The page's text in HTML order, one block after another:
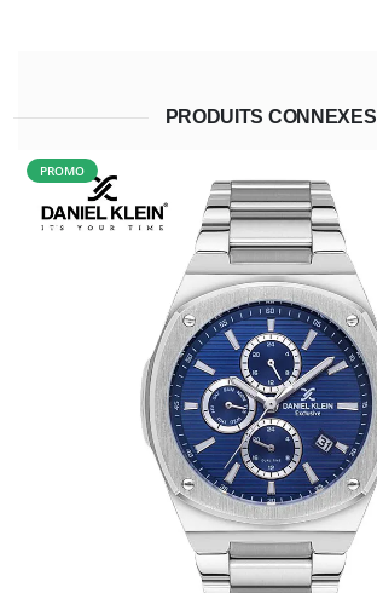
PRODUITS CONNEXES
PROMO